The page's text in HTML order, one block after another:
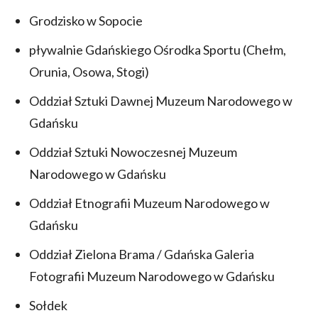
Grodzisko w Sopocie
pływalnie Gdańskiego Ośrodka Sportu (Chełm,
Orunia, Osowa, Stogi)
Oddział Sztuki Dawnej Muzeum Narodowego w
Gdańsku
Oddział Sztuki Nowoczesnej Muzeum
Narodowego w Gdańsku
Oddział Etnografii Muzeum Narodowego w
Gdańsku
Oddział Zielona Brama / Gdańska Galeria
Fotografii Muzeum Narodowego w Gdańsku
Sołdek